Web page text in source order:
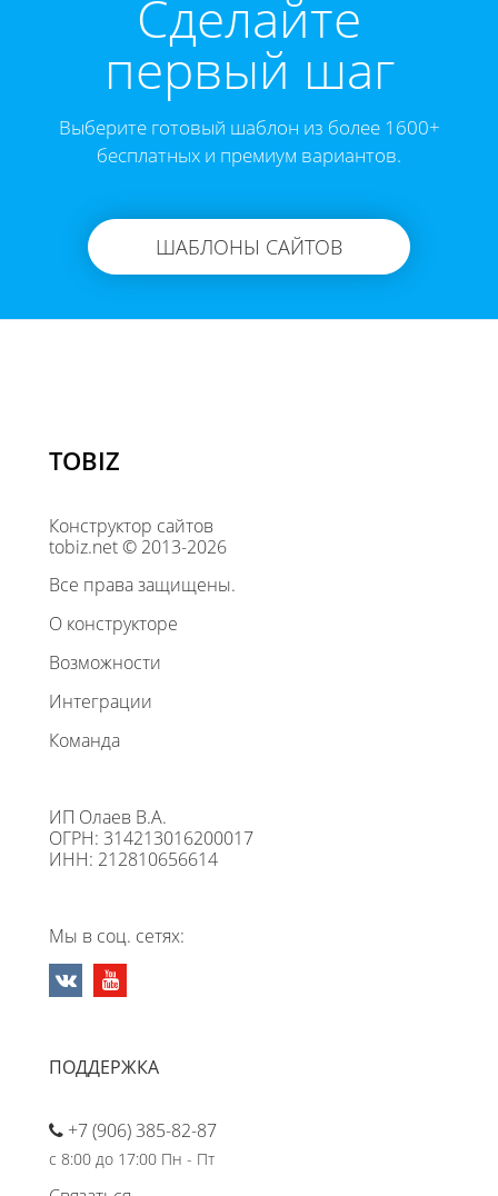
Cделайте
первый шаг
Выберите готовый шаблон из более 1600+
бесплатных и премиум вариантов.
ШАБЛОНЫ САЙТОВ
TOBIZ
Конструктор сайтов
tobiz.net © 2013-2026
Все права защищены.
О конструкторе
Возможности
Интеграции
Команда
ИП Олаев В.А.
ОГРН: 314213016200017
ИНН: 212810656614
Мы в соц. сетях:
ПОДДЕРЖКА
+7 (906) 385-82-87
с 8:00 до 17:00 Пн - Пт